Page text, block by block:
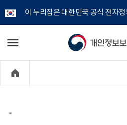
이 누리집은 대한민국 공식 전자
개
정
메
기
-